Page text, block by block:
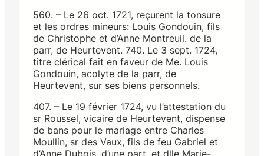
560. – Le 26 oct. 1721, reçurent la tonsure
et les ordres mineurs: Louis Gondouin, fils
de Christophe et d’Anne Montreuil. de la
parr, de Heurtevent. 740. Le 3 sept. 1724,
titre clérical fait en faveur de Me. Louis
Gondouin, acolyte de la parr, de
Heurtevent, sur ses biens personnels.
407. – Le 19 février 1724, vu l’attestation du
sr Roussel, vicaire de Heurtevent, dispense
de bans pour le mariage entre Charles
Moullin, sr des Vaux, fils de feu Gabriel et
d’Anne Dubois, d’une part, et dlle Marie-